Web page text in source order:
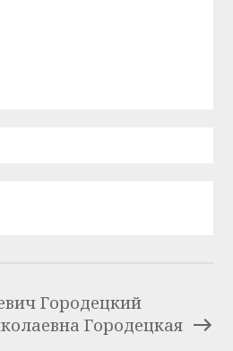
Городецкий
Городецкая